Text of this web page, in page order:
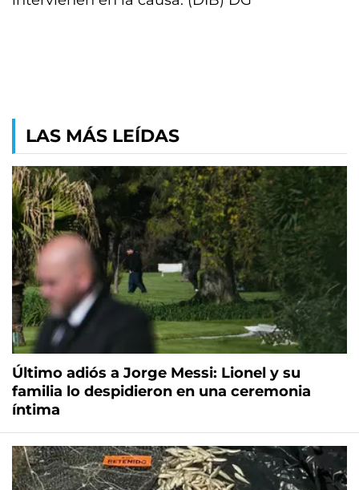
LAS MÁS LEÍDAS
Último adiós a Jorge Messi: Lionel y su
familia lo despidieron en una ceremonia
íntima